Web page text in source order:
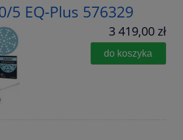
5 EQ-Plus 576329
3 419,00 zł
do koszyka